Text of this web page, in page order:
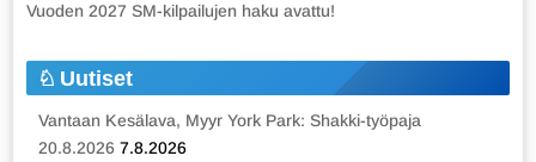
Vuoden 2027 SM-kilpailujen haku avattu!
Uutiset
Vantaan Kesälava, Myyr York Park: Shakki-työpaja
20.8.2026 7.8.2026